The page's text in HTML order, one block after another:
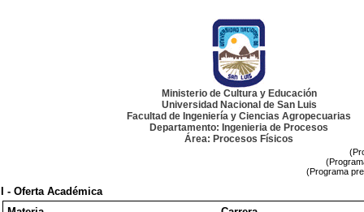
Ministerio de Cultura y Educación
Universidad Nacional de San Luis
Facultad de Ingeniería y Ciencias Agropecuarias
Departamento: Ingenieria de Procesos
Área: Procesos Físicos
(Programa
I - Oferta Académica